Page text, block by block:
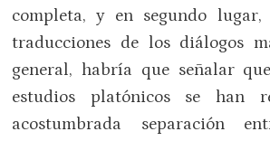
completa, y en segundo
traducciones de los diálogos
general, habría que señalar
estudios platónicos se han
acostumbrada separación